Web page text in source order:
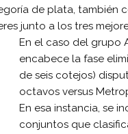
de plata, también
junto a los tres
En el caso del grupo
encabece la fase
de seis cotejos)
octavos versus
En esa instancia, se
conjuntos que